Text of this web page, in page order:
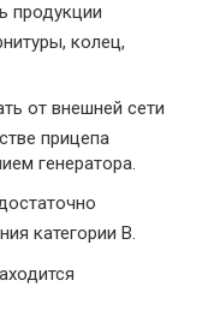
продукции
колец,
от внешней сети
прицепа
генератора.
категории B.